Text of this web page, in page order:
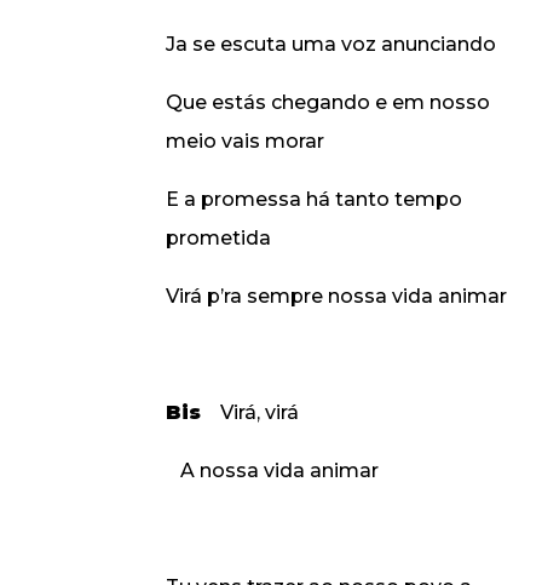
Ja se escuta uma voz anunciando
Que estás chegando e em nosso
meio vais morar
E a promessa há tanto tempo
prometida
Virá p’ra sempre nossa vida animar
BisVirá, virá
A nossa vida animar